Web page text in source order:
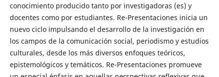
conocimiento producido tanto por investigadoras (es) y
docentes como por estudiantes. Re-Presentaciones inicia un
nuevo ciclo impulsando el desarrollo de la investigación en
los campos de la comunicación social, periodismo y estudios
culturales, desde los más diversos enfoques teóricos,
epistemológicos y temáticos. Re-Presentaciones promueve